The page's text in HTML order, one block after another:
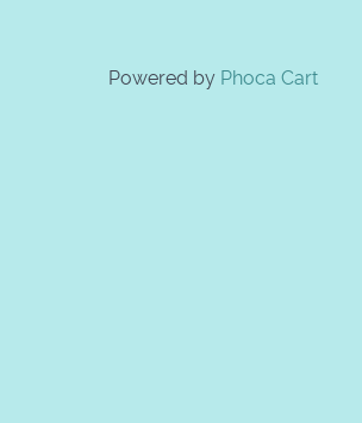
Powered by Phoca Cart